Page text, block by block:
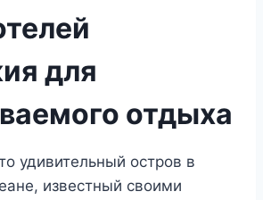
для
отдыха
удивительный остров в
известный своими